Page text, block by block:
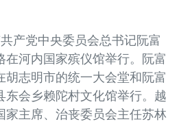
产党中央委员会总书记阮富
在河内国家殡仪馆举行。阮富
胡志明市的统一大会堂和阮富
东会乡赖陀村文化馆举行。越
家主席、治丧委员会主任苏林